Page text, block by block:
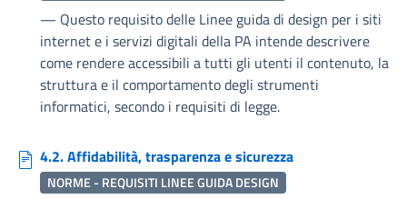
— Questo requisito delle Linee guida di design per i siti
internet e i servizi digitali della PA intende descrivere
come rendere accessibili a tutti gli utenti il contenuto, la
struttura e il comportamento degli strumenti
informatici, secondo i requisiti di legge.
4.2. Affidabilità, trasparenza e sicurezza
NORME - REQUISITI LINEE GUIDA DESIGN